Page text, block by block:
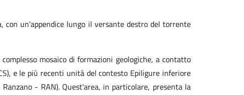
con un'appendice lungo il versante destro del torrente
mosaico di formazioni geologiche, a contatto
e le più recenti unità del contesto Epiligure inferiore
- RAN). Quest'area, in particolare, presenta la